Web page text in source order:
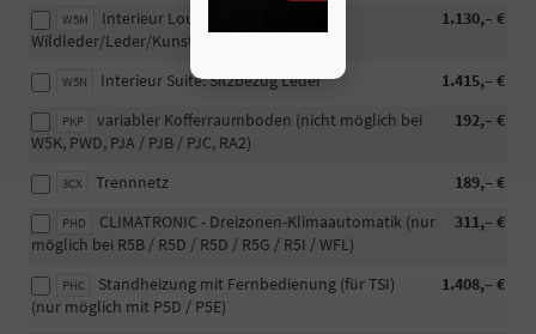
W5M 1.130,– €
Interieur Lounge: Sitzbezug
Wildleder/Leder/Kunstleder
W5N 1.415,– €
Interieur Suite: Sitzbezug Leder
PKP 192,– €
variabler Kofferraumboden (nicht möglich bei
W5K, PWD, PJA / PJB / PJC, RA2)
3CX 189,– €
Trennnetz
PHD 311,– €
CLIMATRONIC - Dreizonen-Klimaautomatik (nur
möglich bei R5B / R5D / R5D / R5G / R5I / WFL)
PHC 1.408,– €
Standheizung mit Fernbedienung (für TSI)
(nur möglich mit P5D / P5E)